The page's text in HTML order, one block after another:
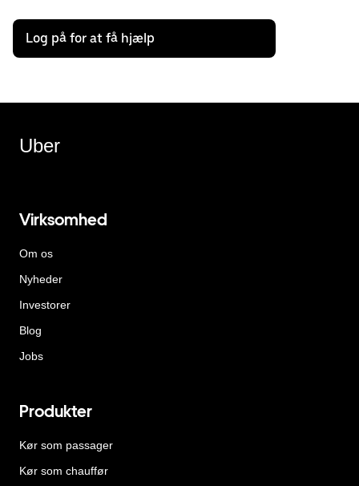
Log på for at få hjælp
Uber
Virksomhed
Om os
Nyheder
Investorer
Blog
Jobs
Produkter
Kør som passager
Kør som chauffør